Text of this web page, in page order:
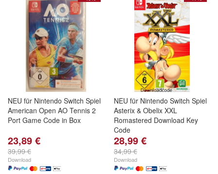
NEU für Nintendo Switch Spiel
American Open AO Tennis 2
Port Game Code in Box
23,89 €
39,99 €
Download
NEU für Nintendo Switch Spiel
Asterix & Obelix XXL
Romastered Download Key
Code
28,99 €
34,99 €
Download